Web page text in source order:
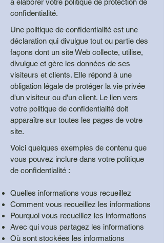
à élaborer votre politique de protection de
confidentialité.
Une politique de confidentialité est une
déclaration qui divulgue tout ou partie des
façons dont un site Web collecte, utilise,
divulgue et gère les données de ses
visiteurs et clients. Elle répond à une
obligation légale de protéger la vie privée
d'un visiteur ou d'un client. Le lien vers
votre politique de confidentialité doit
apparaître sur toutes les pages de votre
site.
Voici quelques exemples de contenu que
vous pouvez inclure dans votre politique
de confidentialité :
Quelles informations vous recueillez
Comment vous recueillez les informations
Pourquoi vous recueillez les informations
Avec qui vous partagez les informations
Où sont stockées les informations